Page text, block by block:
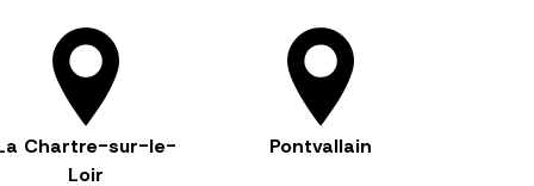
Chartre-sur-le-
Loir
Pontvallain